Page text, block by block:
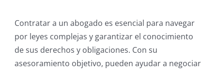
Contratar a un abogado es esencial para navegar
por leyes complejas y garantizar el conocimiento
de sus derechos y obligaciones. Con su
asesoramiento objetivo, pueden ayudar a negociar